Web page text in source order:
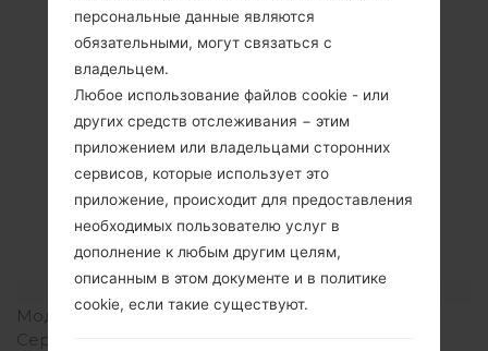
Спецификация
LGF520K(LGF520K)
akaLG AKA LTE
Модель и ее характеристики
Модель
LGF520K
Серия
персональные данные являются
обязательными, могут связаться с
владельцем.
Любое использование файлов cookie - или
других средств отслеживания − этим
приложением или владельцами сторонних
сервисов, которые использует это
приложение, происходит для предоставления
необходимых пользователю услуг в
дополнение к любым другим целям,
описанным в этом документе и в политике
cookie, если такие существуют.